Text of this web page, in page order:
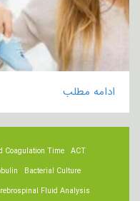
ادامه مطلب
ACT
Coagulation Time
Bacterial Culture
Fluid Analysis